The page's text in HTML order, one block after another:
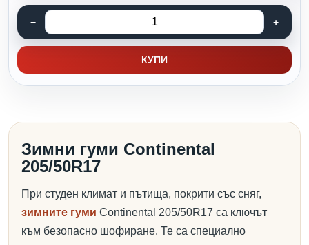
КУПИ
Зимни гуми Continental
205/50R17
При студен климат и пътища, покрити със сняг,
зимните гуми Continental 205/50R17 са ключът
към безопасно шофиране. Те са специално